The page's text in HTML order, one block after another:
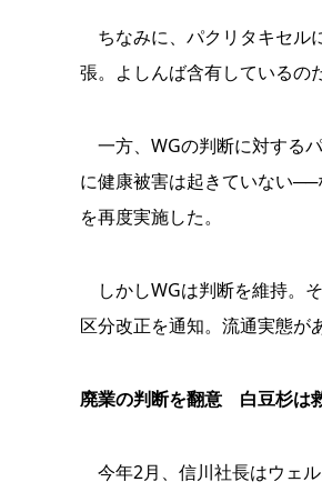
ちなみに、パクリタキセル
張。よしんば含有しているの
一方、WGの判断に対する
に健康被害は起きていない
を再度実施した。
しかしWGは判断を維持。
区分改正を通知。流通実態が
廃業の判断を翻意 白豆杉は
今年2月、信川社長はウェ